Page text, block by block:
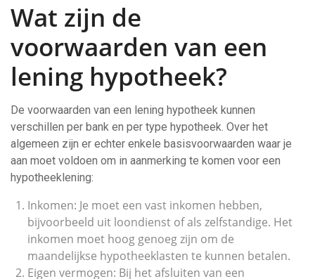
Wat zijn de
voorwaarden van een
lening hypotheek?
De voorwaarden van een lening hypotheek kunnen
verschillen per bank en per type hypotheek. Over het
algemeen zijn er echter enkele basisvoorwaarden waar je
aan moet voldoen om in aanmerking te komen voor een
hypotheeklening:
Inkomen: Je moet een vast inkomen hebben,
bijvoorbeeld uit loondienst of als zelfstandige. Het
inkomen moet hoog genoeg zijn om de
maandelijkse hypotheeklasten te kunnen betalen.
Eigen vermogen: Bij het afsluiten van een